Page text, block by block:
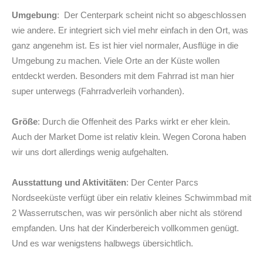
Umgebung: Der Centerpark scheint nicht so abgeschlossen
wie andere. Er integriert sich viel mehr einfach in den Ort, was
ganz angenehm ist. Es ist hier viel normaler, Ausflüge in die
Umgebung zu machen. Viele Orte an der Küste wollen
entdeckt werden. Besonders mit dem Fahrrad ist man hier
super unterwegs (Fahrradverleih vorhanden).
Größe: Durch die Offenheit des Parks wirkt er eher klein.
Auch der Market Dome ist relativ klein. Wegen Corona haben
wir uns dort allerdings wenig aufgehalten.
Ausstattung und Aktivitäten: Der Center Parcs
Nordseeküste verfügt über ein relativ kleines Schwimmbad mit
2 Wasserrutschen, was wir persönlich aber nicht als störend
empfanden. Uns hat der Kinderbereich vollkommen genügt.
Und es war wenigstens halbwegs übersichtlich.